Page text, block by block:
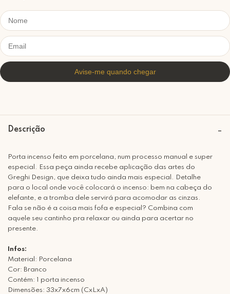
Descrição
Porta incenso feito em porcelana, num processo manual e super
especial. Essa peça ainda recebe aplicação das artes do
Greghi Design, que deixa tudo ainda mais especial. Detalhe
para o local onde você colocará o incenso: bem na cabeça do
elefante, e a tromba dele servirá para acomodar as cinzas.
Fala se não é a coisa mais fofa e especial? Combina com
aquele seu cantinho pra relaxar ou ainda para acertar no
presente.
Infos:
Material: Porcelana
Cor: Branco
Contém: 1 porta incenso
Dimensões: 33x7x6cm (CxLxA)